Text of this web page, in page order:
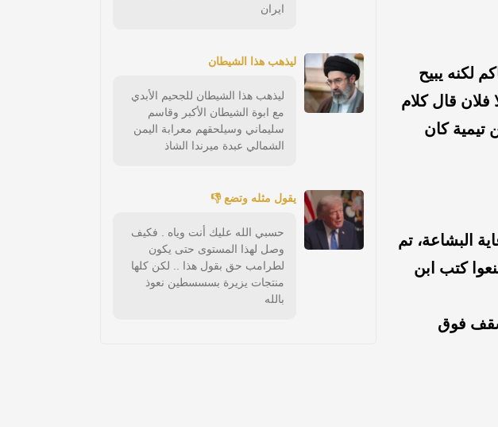
لكنه يبيح
فلان قال كلام
تيمية كان
البشاعة، تم
كتب ابن
سقف فوق
ايران
ليذهب هذا الشيطان
ليذهب هذا الشيطان للجحيم الأبدي
مع ابوة الشيطان الأكبر وقاسم
سليماني وسيلحقهم معرابة اليمن
الشمالي عبدة ميرندا الشاذ
يقول مثله وتضع 👎
حسبي الله عليك أنت وياه . فكيف
وصل لهذا المستوى حتى يكون
لطرامب حق بقول هذا .. لكن كلها
منتجات يزيرة بسسسطين نعوذ
بالله